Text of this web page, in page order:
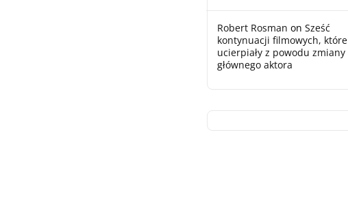
Robert Rosman on Sześć
kontynuacji filmowych, które
ucierpiały z powodu zmiany
głównego aktora